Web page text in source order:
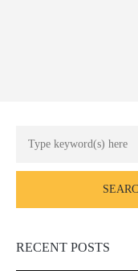
RECENT POSTS